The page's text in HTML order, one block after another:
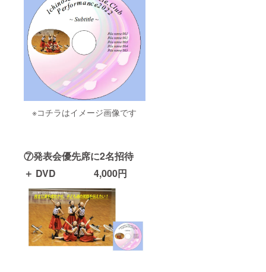
※コチラはイメージ画像です
⑦発表会優先席に2名招待
＋ DVD 4,000円